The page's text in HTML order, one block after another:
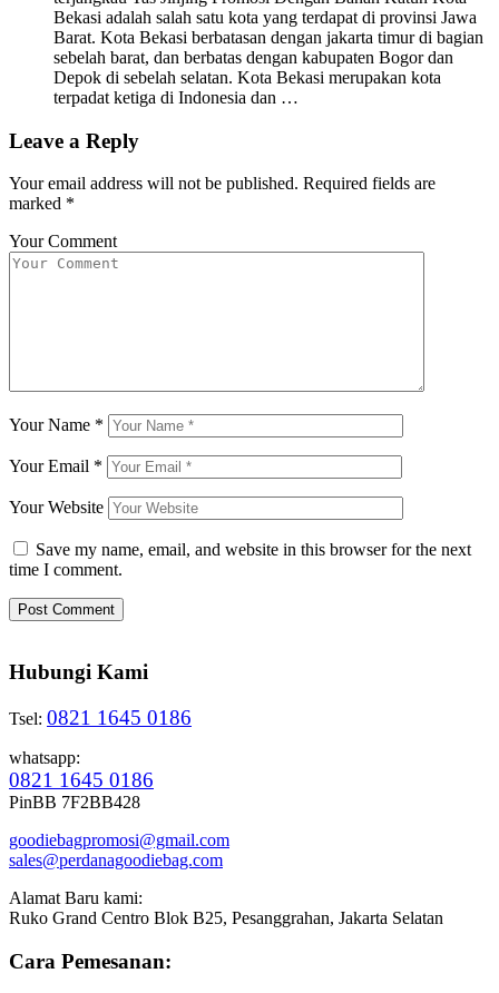
Bekasi adalah salah satu kota yang terdapat di provinsi Jawa
Barat. Kota Bekasi berbatasan dengan jakarta timur di bagian
sebelah barat, dan berbatas dengan kabupaten Bogor dan
Depok di sebelah selatan. Kota Bekasi merupakan kota
terpadat ketiga di Indonesia dan …
Leave a Reply
Your email address will not be published. Required fields are
marked *
Your Comment
Your Name *
Your Email *
Your Website
Save my name, email, and website in this browser for the next
time I comment.
Hubungi Kami
Tsel: 0821 1645 0186
whatsapp:
0821 1645 0186
PinBB 7F2BB428
goodiebagpromosi@gmail.com
sales@perdanagoodiebag.com
Alamat Baru kami:
Ruko Grand Centro Blok B25, Pesanggrahan, Jakarta Selatan
Cara Pemesanan: